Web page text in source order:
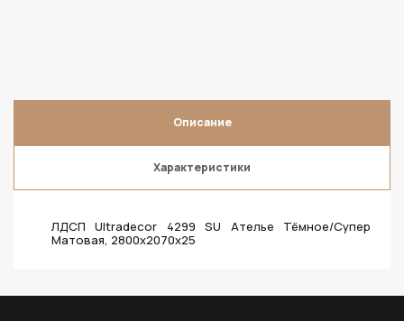
Описание
Характеристики
ЛДСП Ultradecor 4299 SU Ателье Тёмное/Супер
Матовая, 2800х2070х25